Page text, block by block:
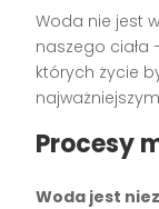
Woda nie jest
naszego ciała
których życie
Procesy
Woda jest